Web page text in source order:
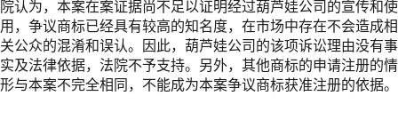
院认为，本案在案证据尚不足以证明经过葫芦娃公司的宣传和使
用，争议商标已经具有较高的知名度，在市场中存在不会造成相
关公众的混淆和误认。因此，葫芦娃公司的该项诉讼理由没有事
实及法律依据，法院不予支持。另外，其他商标的申请注册的情
形与本案不完全相同，不能成为本案争议商标获准注册的依据。